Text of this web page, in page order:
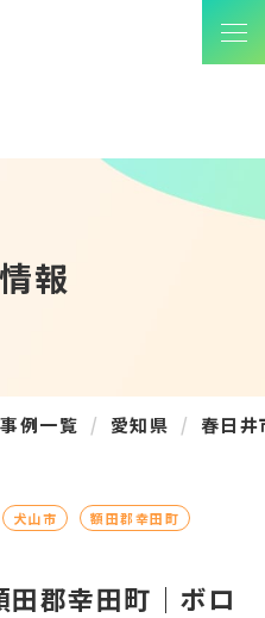
報
例一覧 愛知県 春日井
犬山市 額田郡幸田町
田郡幸田町｜ボロ